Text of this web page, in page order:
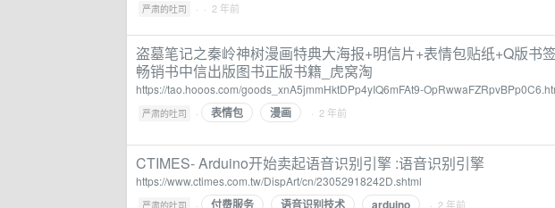
严肃的吐司 · · 2 年前
盗墓笔记之秦岭神树漫画特典大海报+明信片+表情包贴纸+Q版书
畅销书中信出版图书正版书籍_虎窝淘
https://tao.hooos.com/goods_xnA5jmmHktDPp4yIQ6mFAt9-
严肃的吐司 · 表情包 漫画 · 2 年前
CTIMES- Arduino开始卖起语音识别引擎 :语音识别引擎
https://www.ctimes.com.tw/DispArt/cn/23052918242D.shtml
严肃的吐司 · 付费服务 语音识别技术 arduino · 2 年前